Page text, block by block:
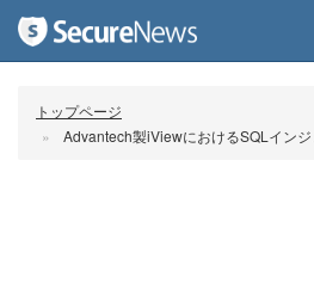
トップページ
Advantech製iViewにおけるSQLイン